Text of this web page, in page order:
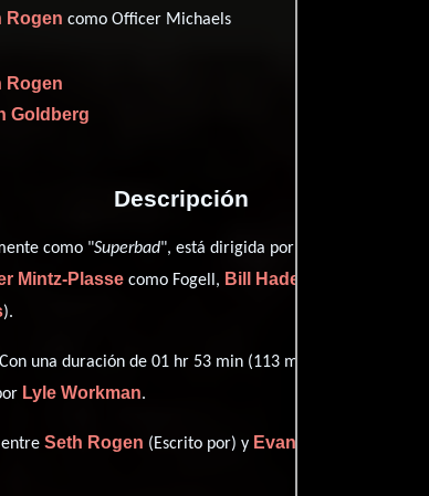
Rogen como Officer Michaels
Rogen
Goldberg
Descripción
como "Superbad", está dirigida por
Mintz-Plasse como Fogell, Bill Hader
).
una duración de 01 hr 53 min (113 minutos), esta
Lyle Workman.
entreSeth Rogen (Escrito por) y Evan Goldberg